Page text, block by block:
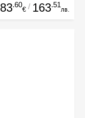
83.60
€ / 163.51
лв.